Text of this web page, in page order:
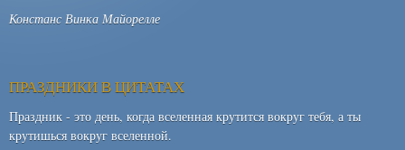
Констанс Винка Майорелле
ПРАЗДНИКИ В ЦИТАТАХ
Праздник - это день, когда вселенная крутится вокруг тебя, а ты
крутишься вокруг вселенной.